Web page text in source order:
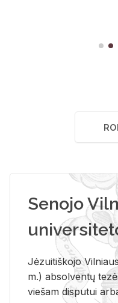
Senojo
Jėzuitiškojo
m.) absolventų
viešam disputui